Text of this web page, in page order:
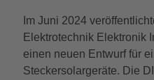
Im Juni 2024
Elektrotechnik Elektronik
einen neuen Entwurf für
Steckersolargeräte. Die